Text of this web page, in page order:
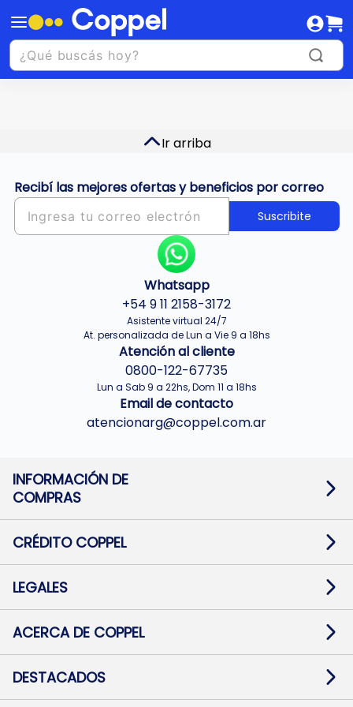
Ir arriba
Recibí las mejores ofertas y beneficios por correo
Suscribite
Whatsapp
+54 9 11 2158-3172
Asistente virtual 24/7
At. personalizada de Lun a Vie 9 a 18hs
Atención al cliente
0800-122-67735
Lun a Sab 9 a 22hs, Dom 11 a 18hs
Email de contacto
atencionarg@coppel.com.ar
INFORMACIÓN DE
COMPRAS
Términos y condiciones
Botón de arrepentimiento
Mapa de sitio
CRÉDITO COPPEL
Solicitar Crédito
Medios de Pago
Pago Fácil Online
LEGALES
Baja contratos
Defensa al consumidor CABA
ACERCA DE COPPEL
Trabajá con Nosotros
Preguntas Frecuentes
DESTACADOS